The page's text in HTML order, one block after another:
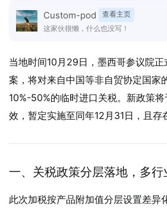
Custom-pod
查看主页
这家伙很懒，什么也没写！
当地时间10月29日，墨西哥参议院
案，将对来自中国等非自贸协定国家
10%-50%的临时进口关税。新政策
效，暂定实施至同年12月31日，且存
一、关税政策分层落地，多
此次加税按产品附加值分层设置差异